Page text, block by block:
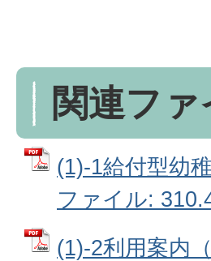
関連フ
(1)-1給付型幼
ファイル:
(1)-2利用案内